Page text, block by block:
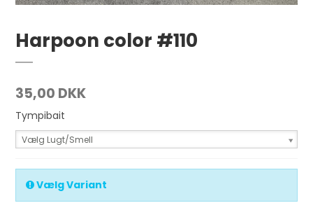
Harpoon color #110
35,00 DKK
Tympibait
Vælg Lugt/Smell
Vælg Variant